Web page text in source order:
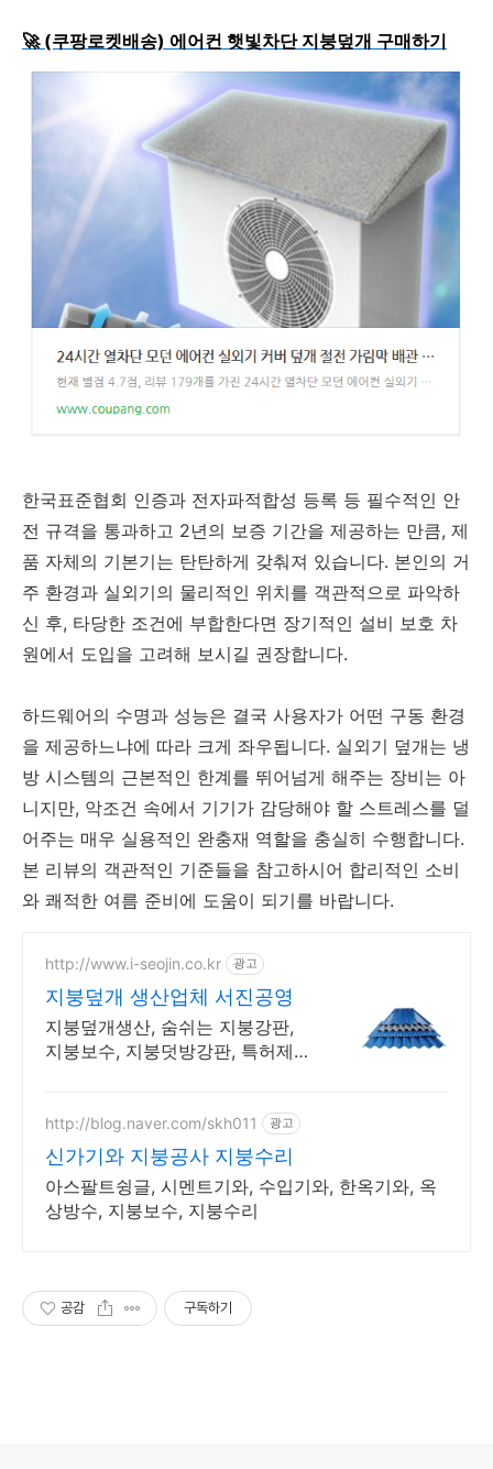
🚀(쿠팡로켓배송) 에어컨 햇빛차단 지붕덮개 구매하기
한국표준협회 인증과 전자파적합성 등록 등 필수적인 안
전 규격을 통과하고 2년의 보증 기간을 제공하는 만큼, 제
품 자체의 기본기는 탄탄하게 갖춰져 있습니다. 본인의 거
주 환경과 실외기의 물리적인 위치를 객관적으로 파악하
신 후, 타당한 조건에 부합한다면 장기적인 설비 보호 차
원에서 도입을 고려해 보시길 권장합니다.
하드웨어의 수명과 성능은 결국 사용자가 어떤 구동 환경
을 제공하느냐에 따라 크게 좌우됩니다. 실외기 덮개는 냉
방 시스템의 근본적인 한계를 뛰어넘게 해주는 장비는 아
니지만, 악조건 속에서 기기가 감당해야 할 스트레스를 덜
어주는 매우 실용적인 완충재 역할을 충실히 수행합니다.
본 리뷰의 객관적인 기준들을 참고하시어 합리적인 소비
와 쾌적한 여름 준비에 도움이 되기를 바랍니다.
http://www.i-seojin.co.kr 광고
지붕덮개 생산업체 서진공영
지붕덮개생산, 숨쉬는 지붕강판,
지붕보수, 지붕덧방강판, 특허제품
http://blog.naver.com/skh011 광고
신가기와 지붕공사 지붕수리
아스팔트슁글, 시멘트기와, 수입기와, 한옥기와, 옥
상방수, 지붕보수, 지붕수리
공감 구독하기